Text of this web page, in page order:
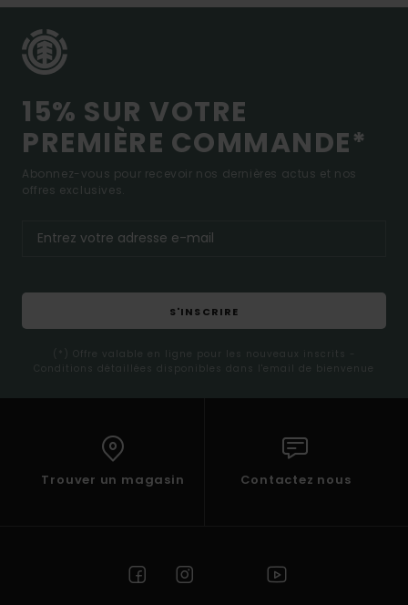
15% SUR VOTRE
PREMIÈRE COMMANDE*
Abonnez-vous pour recevoir nos dernières actus et nos
offres exclusives.
S'INSCRIRE
(*) Offre valable en ligne pour les nouveaux inscrits -
Conditions détaillées disponibles dans l'email de bienvenue
Trouver un magasin Contactez nous